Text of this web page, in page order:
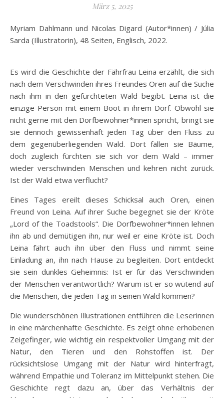
März 5, 2025
Myriam Dahlmann und Nicolas Digard (Autor*innen) / Júlia
Sarda (Illustratorin), 48 Seiten, Englisch, 2022.
Es wird die Geschichte der Fährfrau Leina erzählt, die sich
nach dem Verschwinden ihres Freundes Oren auf die Suche
nach ihm in den gefürchteten Wald begibt. Leina ist die
einzige Person mit einem Boot in ihrem Dorf. Obwohl sie
nicht gerne mit den Dorfbewohner*innen spricht, bringt sie
sie dennoch gewissenhaft jeden Tag über den Fluss zu
dem gegenüberliegenden Wald. Dort fällen sie Bäume,
doch zugleich fürchten sie sich vor dem Wald – immer
wieder verschwinden Menschen und kehren nicht zurück.
Ist der Wald etwa verflucht?
Eines Tages ereilt dieses Schicksal auch Oren, einen
Freund von Leina. Auf ihrer Suche begegnet sie der Kröte
„Lord of the Toadstools“. Die Dorfbewohner*innen lehnen
ihn ab und demütigen ihn, nur weil er eine Kröte ist. Doch
Leina fährt auch ihn über den Fluss und nimmt seine
Einladung an, ihn nach Hause zu begleiten. Dort entdeckt
sie sein dunkles Geheimnis: Ist er für das Verschwinden
der Menschen verantwortlich? Warum ist er so wütend auf
die Menschen, die jeden Tag in seinen Wald kommen?
Die wunderschönen Illustrationen entführen die Leserinnen
in eine märchenhafte Geschichte. Es zeigt ohne erhobenen
Zeigefinger, wie wichtig ein respektvoller Umgang mit der
Natur, den Tieren und den Rohstoffen ist. Der
rücksichtslose Umgang mit der Natur wird hinterfragt,
während Empathie und Toleranz im Mittelpunkt stehen. Die
Geschichte regt dazu an, über das Verhältnis der